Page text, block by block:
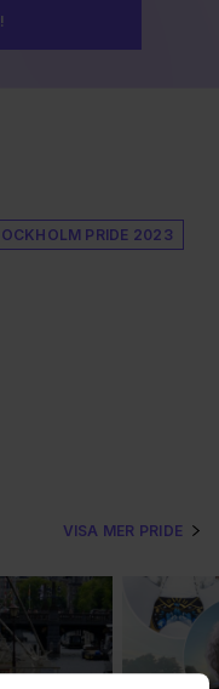
PRIDE 2023
VISA MER PRIDE